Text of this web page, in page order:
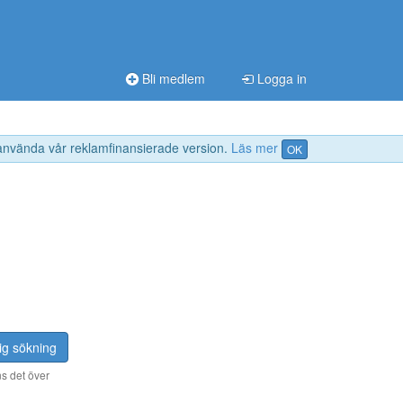
vår reklamfinansierade version. Läs mer OK
Bli medlem Logga in
sökning
det över